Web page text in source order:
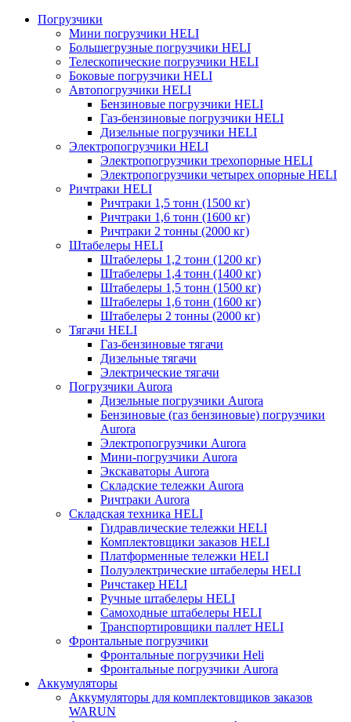
Погрузчики
Мини погрузчики HELI
Большегрузные погрузчики HELI
Телескопические погрузчики HELI
Боковые погрузчики HELI
Автопогрузчики HELI
Бензиновые погрузчики HELI
Газ-бензиновые погрузчики HELI
Дизельные погрузчики HELI
Электропогрузчики HELI
Электропогрузчики трехопорные HELI
Электропогрузчики четырех опорные HELI
Ричтраки HELI
Ричтраки 1,5 тонн (1500 кг)
Ричтраки 1,6 тонн (1600 кг)
Ричтраки 2 тонны (2000 кг)
Штабелеры HELI
Штабелеры 1,2 тонн (1200 кг)
Штабелеры 1,4 тонн (1400 кг)
Штабелеры 1,5 тонн (1500 кг)
Штабелеры 1,6 тонн (1600 кг)
Штабелеры 2 тонны (2000 кг)
Тягачи HELI
Газ-бензиновые тягачи
Дизельные тягачи
Электрические тягачи
Погрузчики Aurora
Дизельные погрузчики Aurora
Бензиновые (газ бензиновые) погрузчики
Aurora
Электропогрузчики Aurora
Мини-погрузчики Aurora
Экскаваторы Aurora
Складские тележки Aurora
Ричтраки Aurora
Складская техника HELI
Гидравлические тележки HELI
Комплектовщики заказов HELI
Платформенные тележки HELI
Полуэлектрические штабелеры HELI
Ричстакер HELI
Ручные штабелеры HELI
Самоходные штабелеры HELI
Транспортировщики паллет HELI
Фронтальные погрузчики
Фронтальные погрузчики Heli
Фронтальные погрузчики Aurora
Аккумуляторы
Аккумуляторы для комплектовщиков заказов
WARUN